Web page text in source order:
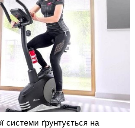
системи ґрунтується на